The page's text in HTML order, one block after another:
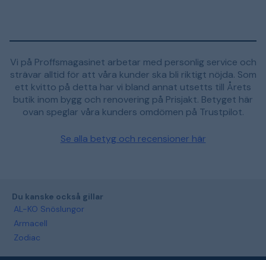
Vi på Proffsmagasinet arbetar med personlig service och
strävar alltid för att våra kunder ska bli riktigt nöjda. Som
ett kvitto på detta har vi bland annat utsetts till Årets
butik inom bygg och renovering på Prisjakt. Betyget här
ovan speglar våra kunders omdömen på Trustpilot.
Se alla betyg och recensioner här
Du kanske också gillar
AL-KO Snöslungor
Armacell
Zodiac